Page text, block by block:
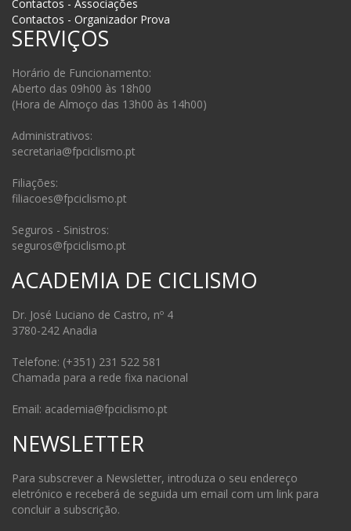
Contactos - Associações
Contactos - Organizador Prova
SERVIÇOS
Horário de Funcionamento:
Aberto das 09h00 às 18h00
(Hora de Almoço das 13h00 às 14h00)
Administrativos:
secretaria@fpciclismo.pt
Filiações:
filiacoes@fpciclismo.pt
Seguros - Sinistros:
seguros@fpciclismo.pt
ACADEMIA DE CICLISMO
Dr. José Luciano de Castro, nº 4
3780-242 Anadia
Telefone: (+351) 231 522 581
Chamada para a rede fixa nacional
Email: academia@fpciclismo.pt
NEWSLETTER
Para subscrever a Newsletter, introduza o seu endereço
eletrónico e receberá de seguida um email com um link para
concluir a subscrição.